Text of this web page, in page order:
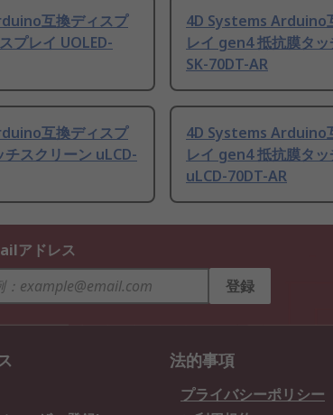
互換ディスプ
プレイ UOLED-
4D Systems Arduino
レイ gen4 抵抗膜タ
SK-70DT-AR
互換ディスプ
チスクリーン uLCD-
4D Systems Arduino
レイ gen4 抵抗膜タ
uLCD-70DT-AR
アドレス
登録
法的事項
プライバシーポリシー